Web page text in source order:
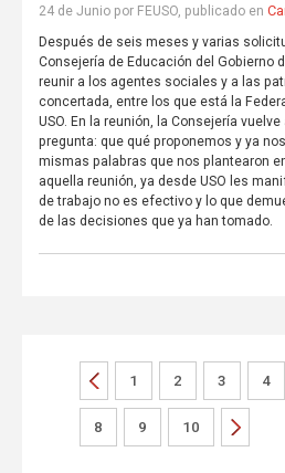
24 de Junio por FEUSO, publicado en
Después de seis meses y varias
Consejería de Educación del Gobierno
reunir a los agentes sociales y a las
concertada, entre los que está la
USO. En la reunión, la Consejería
pregunta: que qué proponemos y ya
mismas palabras que nos plantearon
aquella reunión, ya desde USO les
de trabajo no es efectivo y lo que
de las decisiones que ya han tomado.
1 2 3 4
8 9 10